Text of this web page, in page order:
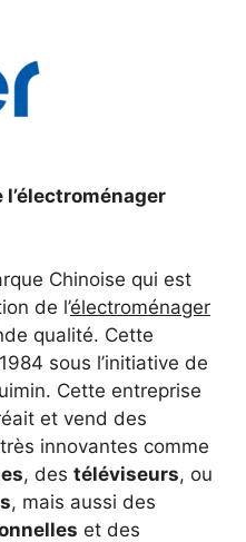
Chinoise qui est
de l’électroménager
qualité. Cette
sous l’initiative de
Cette entreprise
et vend des
innovantes comme
, des téléviseurs, ou
, mais aussi des
et des